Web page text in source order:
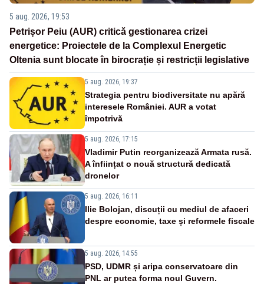
5 aug. 2026, 19:53
Petrișor Peiu (AUR) critică gestionarea crizei
energetice: Proiectele de la Complexul Energetic
Oltenia sunt blocate în birocrație și restricții legislative
5 aug. 2026, 19:37
Strategia pentru biodiversitate nu apără
interesele României. AUR a votat
împotrivă
5 aug. 2026, 17:15
Vladimir Putin reorganizează Armata rusă.
A înființat o nouă structură dedicată
dronelor
5 aug. 2026, 16:11
Ilie Bolojan, discuții cu mediul de afaceri
despre economie, taxe și reformele fiscale
5 aug. 2026, 14:55
PSD, UDMR și aripa conservatoare din
PNL ar putea forma noul Guvern.